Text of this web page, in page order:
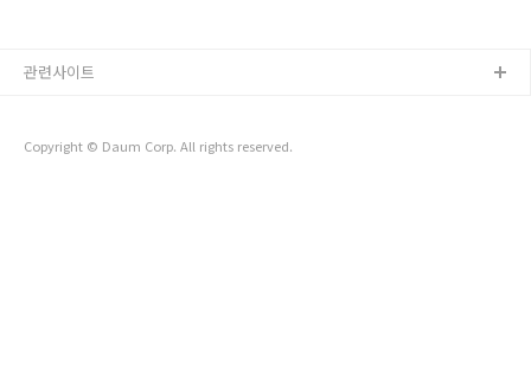
적으로 아날로그 단자에 꼽는 타입은 싫어한다. 그 이유는 현재 4.1 스피커를 사용하
Copyright © Daum Corp. All rights reserved.
관련사이트